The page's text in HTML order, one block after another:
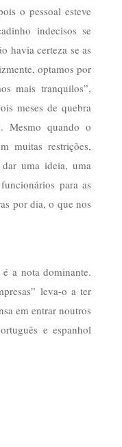
o pessoal esteve
indecisos se
havia certeza se as
optamos por
mais tranquilos”,
meses de quebra
Mesmo quando o
muitas restrições,
uma ideia, uma
para as
por dia, o que nos
é a nota dominante.
leva-o a ter
em entrar noutros
e espanhol